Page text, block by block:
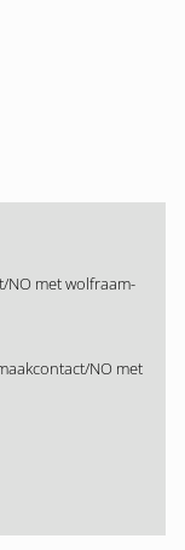
NO met wolfraam-
NO met